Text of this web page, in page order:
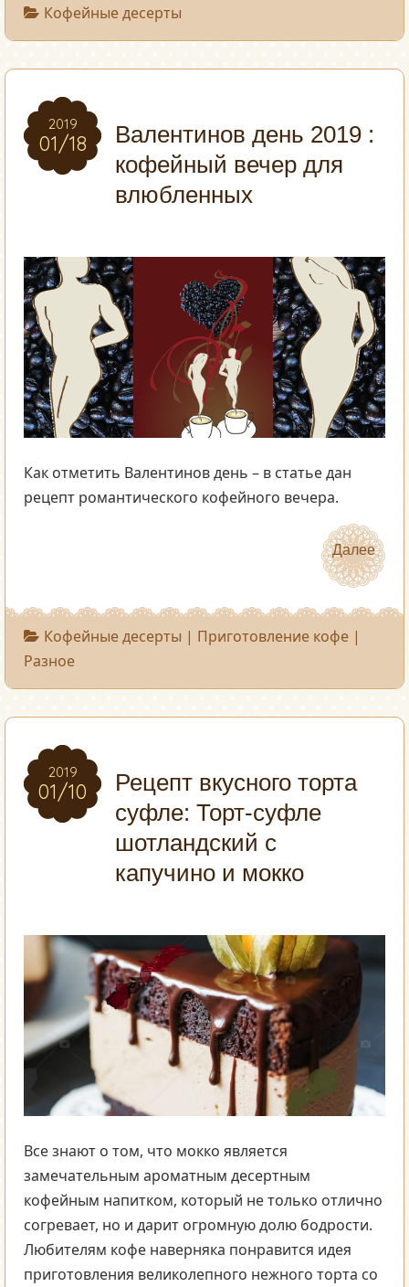
Кофейные десерты
2019
01/18
2019
01/18
Валентинов день 2019 :
кофейный вечер для
влюбленных
Как отметить Валентинов день – в статье дан
рецепт романтического кофейного вечера.
Далее
Далее
Кофейные десерты | Приготовление кофе|
Разное
2019
01/10
2019
01/10
Рецепт вкусного торта
суфле: Торт-суфле
шотландский с
капучино и мокко
Все знают о том, что мокко является
замечательным ароматным десертным
кофейным напитком, который не только отлично
согревает, но и дарит огромную долю бодрости.
Любителям кофе наверняка понравится идея
приготовления великолепного нежного торта со